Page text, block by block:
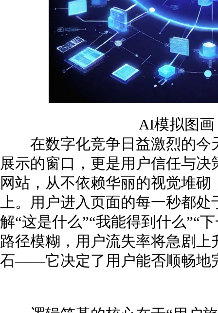
AI模拟图
在数字化竞争日益激烈的今
展示的窗口，更是用户信任与
网站，从不依赖华丽的视觉堆
上。用户进入页面的每一秒都处
解“这是什么”“我能得到什么”“
路径模糊，用户流失率将急剧
石——它决定了用户能否顺畅地